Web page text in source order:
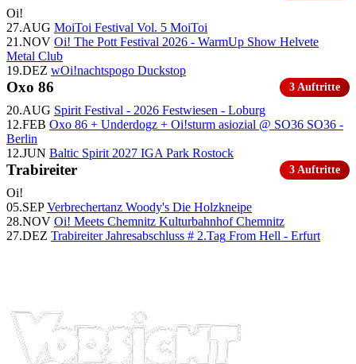
Oi!
27.AUG MoiToi Festival Vol. 5 MoiToi
21.NOV Oi! The Pott Festival 2026 - WarmUp Show Helvete
Metal Club
19.DEZ wOi!nachtspogo Duckstop
Oxo 86 3 Auftritte
20.AUG Spirit Festival - 2026 Festwiesen - Loburg
12.FEB Oxo 86 + Underdogz + Oi!sturm asiozial @ SO36 SO36 -
Berlin
12.JUN Baltic Spirit 2027 IGA Park Rostock
Trabireiter 3 Auftritte
Oi!
05.SEP Verbrechertanz Woody's Die Holzkneipe
28.NOV Oi! Meets Chemnitz Kulturbahnhof Chemnitz
27.DEZ Trabireiter Jahresabschluss # 2.Tag From Hell - Erfurt